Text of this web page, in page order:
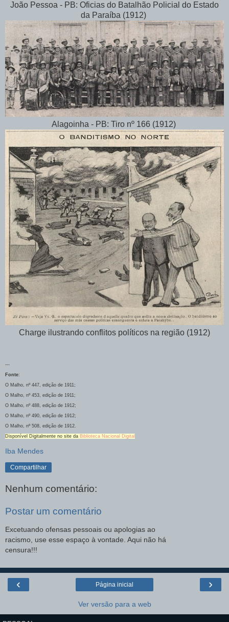
João Pessoa - PB: Oficias do Batalhão Policial do Estado
da Paraíba (1912)
Alagoinha - PB: Tiro nº 166 (1912)
Charge ilustrando conflitos políticos na região (1912)
---
Fonte:
O Malho, nº 447, edição de 1911;
O Malho, nº 453, edição de 1911;
O Malho, nº 488, edição de 1912;
O Malho, nº 490, edição de 1912;
O Malho, nº 508, edição de 1912.
Disponível Digitalmente no site da Biblioteca Nacional Digital
Iba Mendes
Compartilhar
Nenhum comentário:
Postar um comentário
Excetuando ofensas pessoais ou apologias ao
racismo, use esse espaço à vontade. Aqui não há
censura!!!
‹ ›
Página inicial
Ver versão para a web